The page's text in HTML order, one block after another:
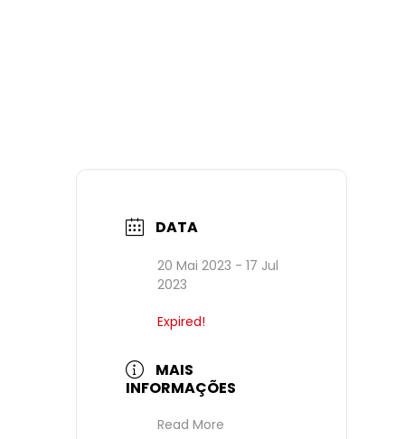
DATA
20 Mai 2023 - 17 Jul
2023
Expired!
MAIS
INFORMAÇÕES
Read More